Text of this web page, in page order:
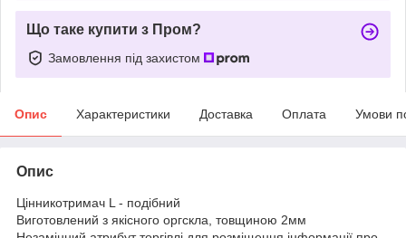
Що таке купити з Пром?
Замовлення під захистом
Опис Характеристики Доставка Оплата Умови
Опис
Цінникотримач L - подібний
Виготовлений з якісного оргскла, товщиною 2мм